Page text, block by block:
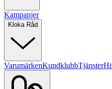
Kampanjer
Kloka Råd
VarumärkenKundklubbTjänster